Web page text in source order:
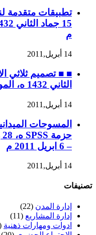
م
14 أبريل,2011
الثاني 1432 ه، الموافق 30 أبريل – 4 مايو 2011 م
14 أبريل,2011
المسوحات
– 6 ابريل 2011 م
14 أبريل,2011
تصنيفات
إدارة المدن (22)
إدارة المشاريع (11)
ادوات ومهارات ذهنية